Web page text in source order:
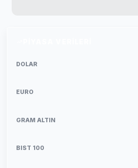
DOLAR
EURO
GRAM ALTIN
BIST 100